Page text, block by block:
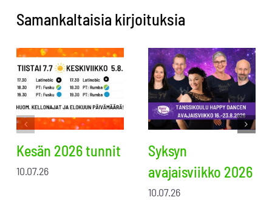
Samankaltaisia kirjoituksia
Kesän 2026 tunnit
10.07.26
Syksyn
avajaisviikko 2026
10.07.26